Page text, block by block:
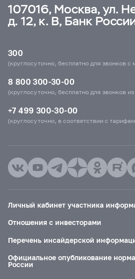
107016, Москва, ул.
д. 12, к. В, Банк
300
(круглосуточно, бесплатно для звонков с
8 800 300-30-00
(круглосуточно, бесплатно для звонков
+7 499 300-30-00
(круглосуточно, в соответствии с
Личный кабинет участника
Отношения с инвесторами
Перечень инсайдерской
Официальное опубликование
России